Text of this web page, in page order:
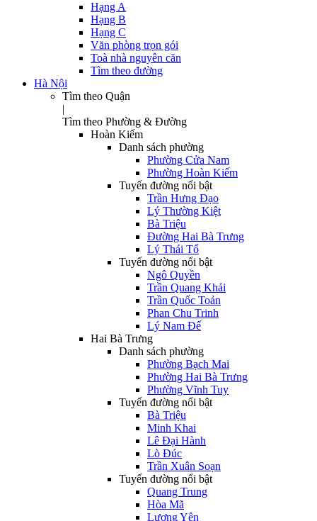
Hạng A
Hạng B
Hạng C
Văn phòng trọn gói
Toà nhà nguyên căn
Tìm theo đường
Hà Nội
Tìm theo Quận
|
Tìm theo Phường & Đường
Hoàn Kiếm
Danh sách phường
Phường Cửa Nam
Phường Hoàn Kiếm
Tuyến đường nổi bật
Trần Hưng Đạo
Lý Thường Kiệt
Bà Triệu
Đường Hai Bà Trưng
Lý Thái Tổ
Tuyến đường nổi bật
Ngô Quyền
Trần Quang Khải
Trần Quốc Toản
Phan Chu Trinh
Lý Nam Đế
Hai Bà Trưng
Danh sách phường
Phường Bạch Mai
Phường Hai Bà Trưng
Phường Vĩnh Tuy
Tuyến đường nổi bật
Bà Triệu
Minh Khai
Lê Đại Hành
Lò Đúc
Trần Xuân Soạn
Tuyến đường nổi bật
Quang Trung
Hòa Mã
Lương Yên